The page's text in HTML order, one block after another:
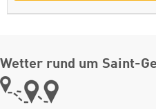
Wetter rund um Saint-